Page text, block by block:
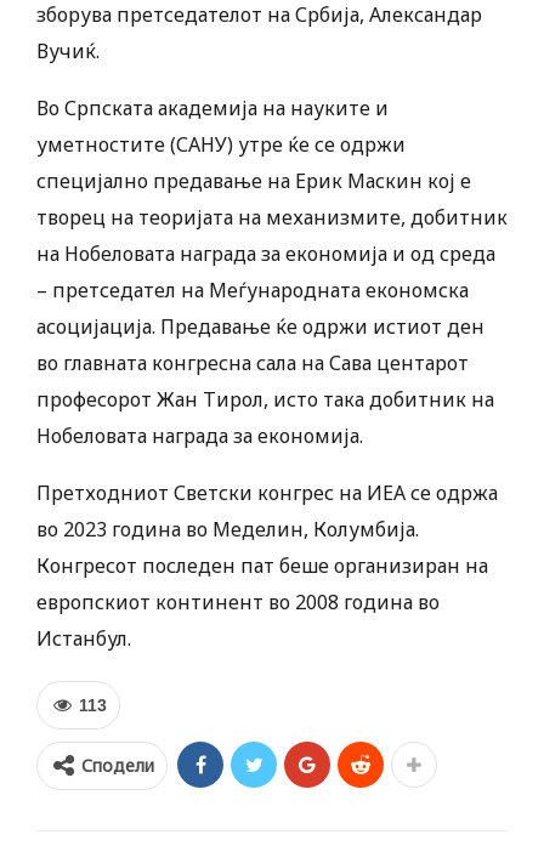
зборува претседателот на Србија, Александар
Вучиќ.
Во Српската академија на науките и
уметностите (САНУ) утре ќе се одржи
специјално предавање на Ерик Маскин кој е
творец на теоријата на механизмите, добитник
на Нобеловата награда за економија и од среда
– претседател на Меѓународната економска
асоцијација. Предавање ќе одржи истиот ден
во главната конгресна сала на Сава центарот
професорот Жан Тирол, исто така добитник на
Нобеловата награда за економија.
Претходниот Светски конгрес на ИЕА се одржа
во 2023 година во Меделин, Колумбија.
Конгресот последен пат беше организиран на
европскиот континент во 2008 година во
Истанбул.
113
Сподели